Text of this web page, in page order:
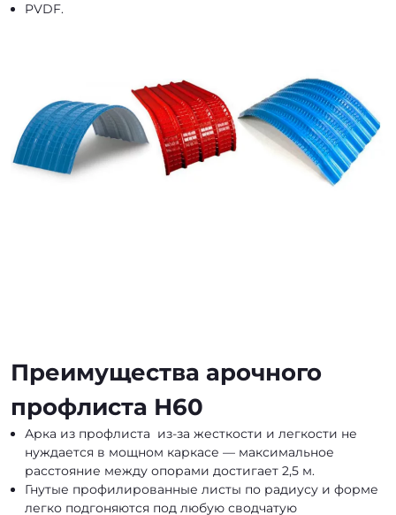
PVDF.
Преимущества арочного
профлиста Н60
Арка из профлиста из-за жесткости и легкости не
нуждается в мощном каркасе — максимальное
расстояние между опорами достигает 2,5 м.
Гнутые профилированные листы по радиусу и форме
легко подгоняются под любую сводчатую